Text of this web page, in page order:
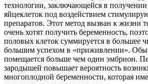
технологии, заключающейся в получении
яйцеклеток под воздействием
препаратов. Этот метод вызван к жизни
очень хотят получить беременность,
половых клеток суммируется в большее
большим успехом в «приживлении».
помещается больше чем один эмбрион.
зародышей повышает вероятность
многоплодной беременности, которая